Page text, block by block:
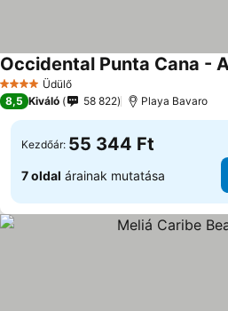
4 KategóriaÜdülő
Occidental Punta Cana -
8,5 Kiváló 58 822 Playa Bavaro
Kezdőár: 55 344 Ft
7 oldal árainak mutatása